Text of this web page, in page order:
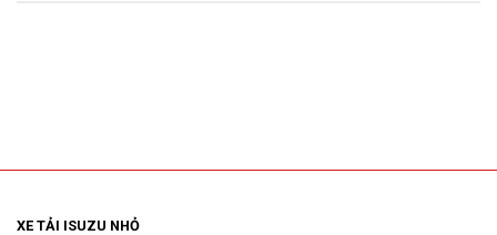
XE TẢI ISUZU NHỎ